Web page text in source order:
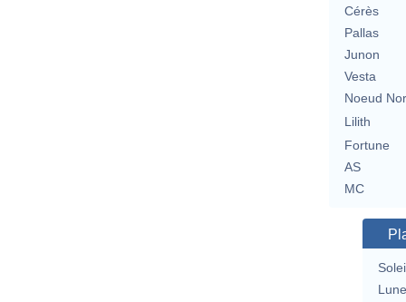
Cérès
Pallas
Junon
Vesta
Noeud
Lilith
Fortune
AS
MC
Lune